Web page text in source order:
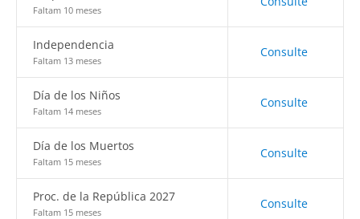
Faltam 10 meses
Independencia
Faltam 13 meses
Consulte
Día de los Niños
Faltam 14 meses
Consulte
Día de los Muertos
Faltam 15 meses
Consulte
Proc. de la República 2027
Faltam 15 meses
Consulte